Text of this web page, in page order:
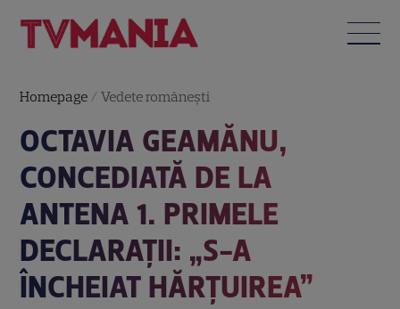
Homepage /Vedete româneşti
OCTAVIA GEAMĂNU,
CONCEDIATĂ DE LA
ANTENA 1. PRIMELE
DECLARAȚII: „S-A
ÎNCHEIAT HĂRȚUIREA”